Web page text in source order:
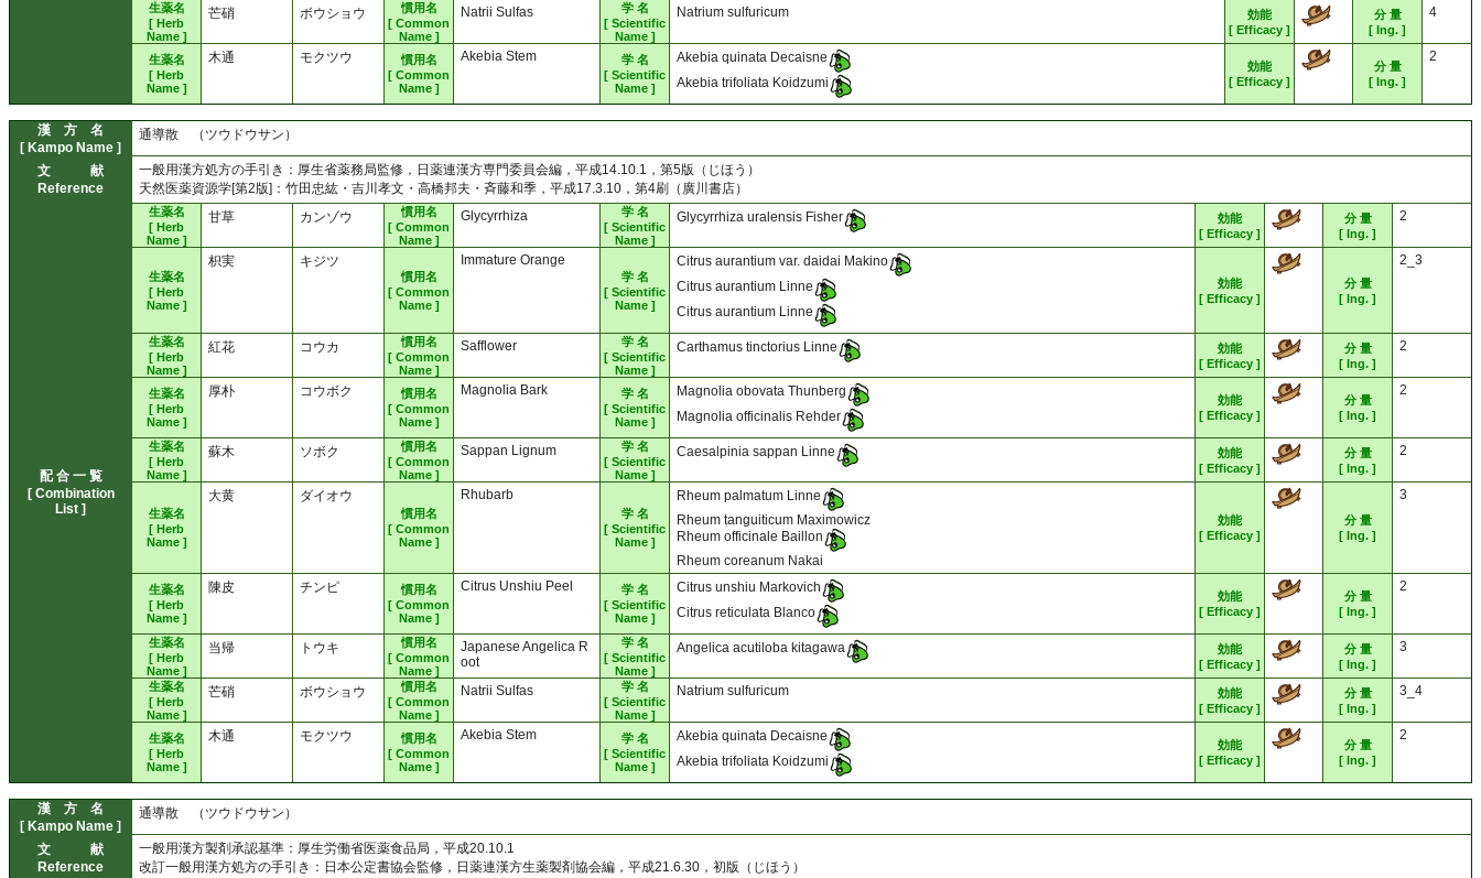
生薬名
[ Herb
Name ]
芒硝 ボウショウ
慣用名
[ Common
Name ]
Natrii Sulfas
学 名
[ Scientific
Name ]
Natrium sulfuricum
効能
[ Efficacy ]
分 量
[ Ing. ]
4
生薬名
[ Herb
Name ]
木通 モクツウ
慣用名
[ Common
Name ]
Akebia Stem
学 名
[ Scientific
Name ]
Akebia quinata Decaisne
Akebia trifoliata Koidzumi
効能
[ Efficacy ]
分 量
[ Ing. ]
2
漢 方 名
[ Kampo Name ]
通導散 （ツウドウサン）
文 献
Reference
一般用漢方処方の手引き：厚生省薬務局監修，日薬連漢方専門委員会編，平成14.10.1，第5版（じほう）
天然医薬資源学[第2版]：竹田忠紘・吉川孝文・高橋邦夫・斉藤和季，平成17.3.10，第4刷（廣川書店）
配 合 一 覧
[ Combination
List ]
生薬名
[ Herb
Name ]
甘草 カンゾウ
慣用名
[ Common
Name ]
Glycyrrhiza
学 名
[ Scientific
Name ]
Glycyrrhiza uralensis Fisher
効能
[ Efficacy ]
分 量
[ Ing. ]
2
生薬名
[ Herb
Name ]
枳実 キジツ
慣用名
[ Common
Name ]
Immature Orange
学 名
[ Scientific
Name ]
Citrus aurantium var. daidai Makino
Citrus aurantium Linne
Citrus aurantium Linne
効能
[ Efficacy ]
分 量
[ Ing. ]
2_3
生薬名
[ Herb
Name ]
紅花 コウカ
慣用名
[ Common
Name ]
Safflower
学 名
[ Scientific
Name ]
Carthamus tinctorius Linne
効能
[ Efficacy ]
分 量
[ Ing. ]
2
生薬名
[ Herb
Name ]
厚朴 コウボク
慣用名
[ Common
Name ]
Magnolia Bark
学 名
[ Scientific
Name ]
Magnolia obovata Thunberg
Magnolia officinalis Rehder
効能
[ Efficacy ]
分 量
[ Ing. ]
2
生薬名
[ Herb
Name ]
蘇木 ソボク
慣用名
[ Common
Name ]
Sappan Lignum
学 名
[ Scientific
Name ]
Caesalpinia sappan Linne
効能
[ Efficacy ]
分 量
[ Ing. ]
2
生薬名
[ Herb
Name ]
大黄 ダイオウ
慣用名
[ Common
Name ]
Rhubarb
学 名
[ Scientific
Name ]
Rheum palmatum Linne
Rheum tanguiticum Maximowicz
Rheum officinale Baillon
Rheum coreanum Nakai
効能
[ Efficacy ]
分 量
[ Ing. ]
3
生薬名
[ Herb
Name ]
陳皮 チンピ
慣用名
[ Common
Name ]
Citrus Unshiu Peel
学 名
[ Scientific
Name ]
Citrus unshiu Markovich
Citrus reticulata Blanco
効能
[ Efficacy ]
分 量
[ Ing. ]
2
生薬名
[ Herb
Name ]
当帰 トウキ
慣用名
[ Common
Name ]
Japanese Angelica R
oot
学 名
[ Scientific
Name ]
Angelica acutiloba kitagawa
効能
[ Efficacy ]
分 量
[ Ing. ]
3
生薬名
[ Herb
Name ]
芒硝 ボウショウ
慣用名
[ Common
Name ]
Natrii Sulfas
学 名
[ Scientific
Name ]
Natrium sulfuricum
効能
[ Efficacy ]
分 量
[ Ing. ]
3_4
生薬名
[ Herb
Name ]
木通 モクツウ
慣用名
[ Common
Name ]
Akebia Stem
学 名
[ Scientific
Name ]
Akebia quinata Decaisne
Akebia trifoliata Koidzumi
効能
[ Efficacy ]
分 量
[ Ing. ]
2
漢 方 名
[ Kampo Name ]
通導散 （ツウドウサン）
文 献
Reference
一般用漢方製剤承認基準：厚生労働省医薬食品局，平成20.10.1
改訂一般用漢方処方の手引き：日本公定書協会監修，日薬連漢方生薬製剤協会編，平成21.6.30，初版（じほう）